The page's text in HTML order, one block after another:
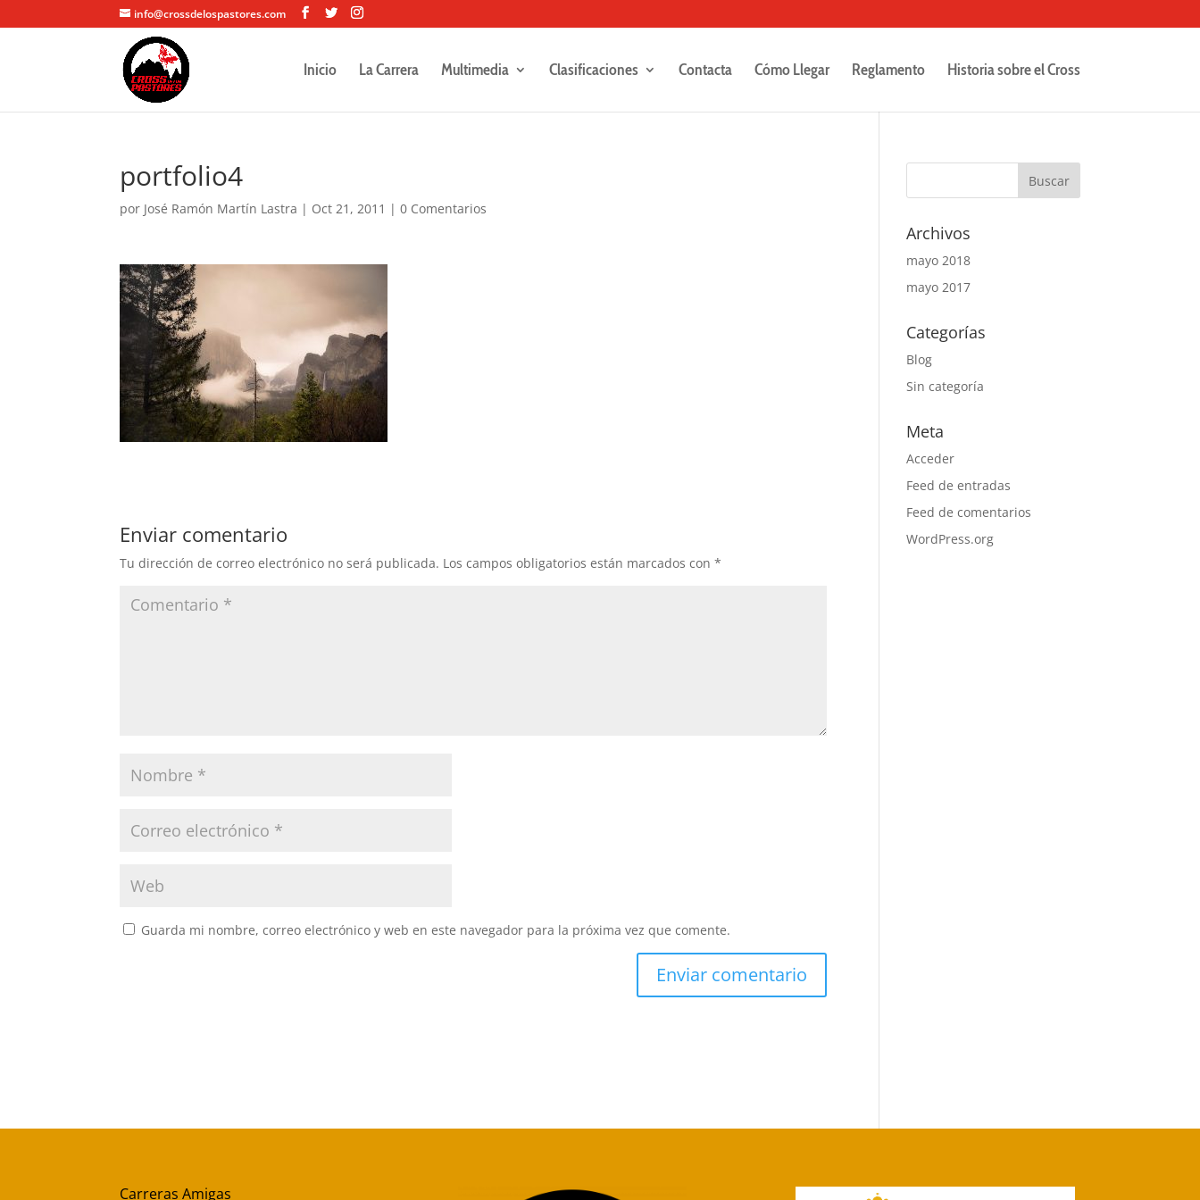
info@crossdelospastores.com
Inicio La Carrera Multimedia Clasificaciones Contacta Cómo Llegar Reglamento Historia sobre el Cross
portfolio4
por José Ramón Martín Lastra | Oct 21, 2011 |0 Comentarios
Enviar comentario
Tu dirección de correo electrónico no será publicada. Los campos obligatorios están marcados con*
Guarda mi nombre, correo electrónico y web en este navegador para la próxima vez que comente.
Archivos
mayo 2018
mayo 2017
Categorías
Blog
Sin categoría
Meta
Acceder
Feed de entradas
Feed de comentarios
WordPress.org
Carreras Amigas